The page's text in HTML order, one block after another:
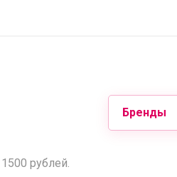
рублей.
Бренды